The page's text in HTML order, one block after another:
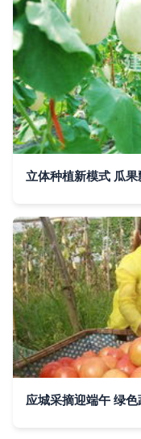
立体种植新模式 瓜
应城采摘迎端午 绿